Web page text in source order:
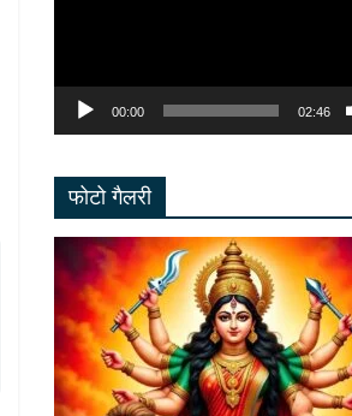
00:00 02:46
फोटो गैलरी